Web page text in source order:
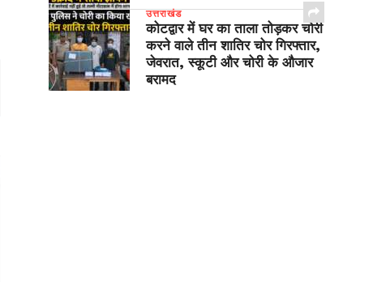
उत्तराखंड
कोटद्वार में घर का ताला तोड़कर चोरी
करने वाले तीन शातिर चोर गिरफ्तार,
जेवरात, स्कूटी और चोरी के औजार
बरामद